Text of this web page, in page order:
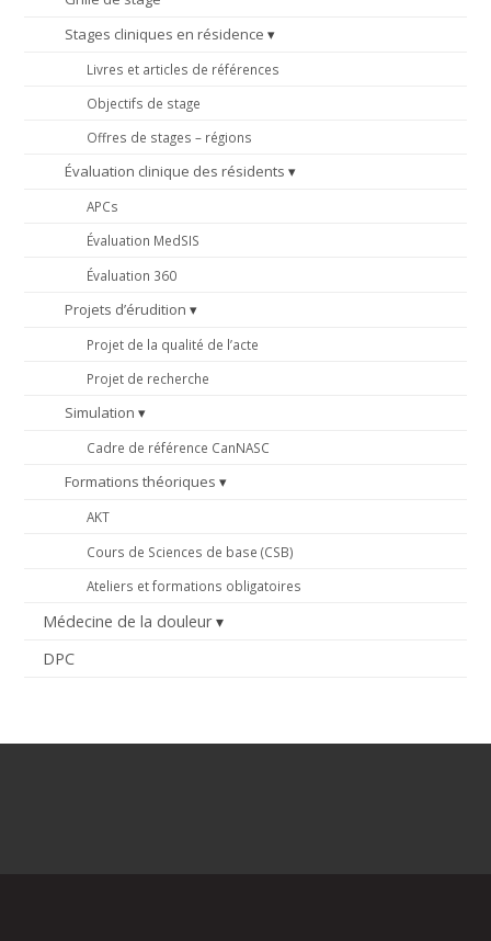
Stages cliniques en résidence
Livres et articles de références
Objectifs de stage
Offres de stages – régions
Évaluation clinique des résidents
APCs
Évaluation MedSIS
Évaluation 360
Projets d’érudition
Projet de la qualité de l’acte
Projet de recherche
Simulation
Cadre de référence CanNASC
Formations théoriques
AKT
Cours de Sciences de base (CSB)
Ateliers et formations obligatoires
Médecine de la douleur
DPC